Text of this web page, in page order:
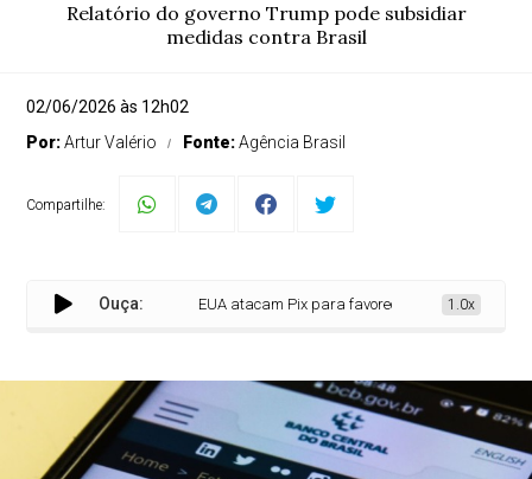
Relatório do governo Trump pode subsidiar
medidas contra Brasil
02/06/2026 às 12h02
Por:Artur Valério Fonte:Agência Brasil
Compartilhe:
Ouça: EUA atacam Pix para favorecer empresas de
1.0x